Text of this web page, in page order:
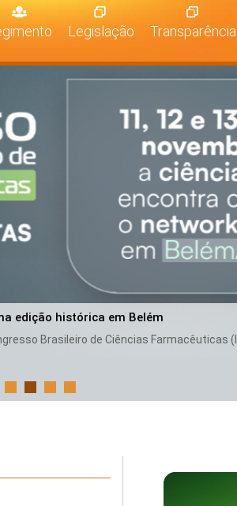
Legislação Transparência
edição histórica em Belém
Brasileiro de Ciências Farmacêuticas